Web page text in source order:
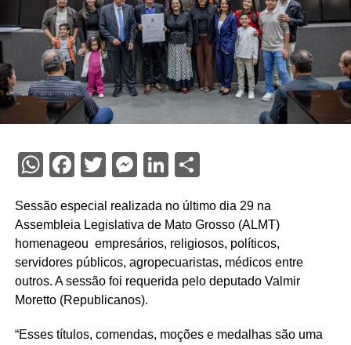
WhatsApp
Facebook
Twitter
Messenger
LinkedIn
Share
Sessão especial realizada no último dia 29 na
Assembleia Legislativa de Mato Grosso (ALMT)
homenageou empresários, religiosos, políticos,
servidores públicos, agropecuaristas, médicos entre
outros. A sessão foi requerida pelo deputado Valmir
Moretto (Republicanos).
“Esses títulos, comendas, moções e medalhas são uma